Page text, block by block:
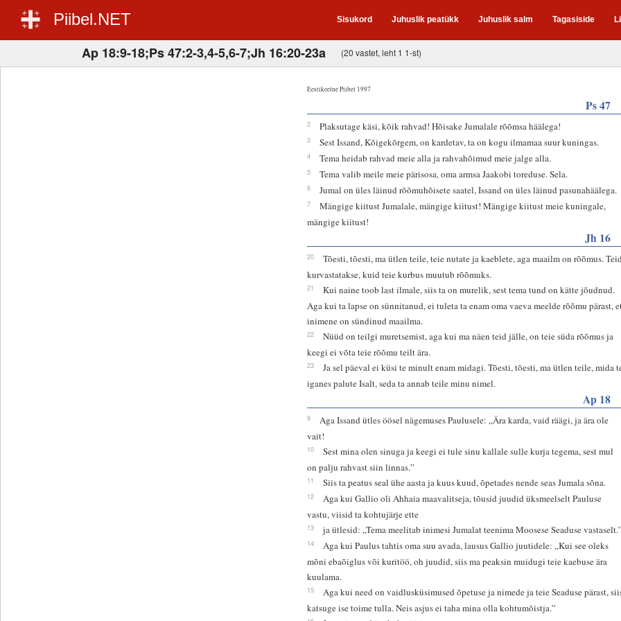
Piibel.NET Sisukord Juhuslik peatükk Juhuslik salm Tagasiside
Ap 18:9-18;Ps 47:2-3,4-5,6-7;Jh 16:20-23a (20 vastet, leht 1 1-st)
Eestikeelne Piibel 1997
Ps 47
2 Plaksutage käsi, kõik rahvad! Hõisake Jumalale rõõmsa häälega!
3 Sest Issand, Kõigekõrgem, on kardetav, ta on kogu ilmamaa suur kuningas.
4 Tema heidab rahvad meie alla ja rahvahõimud meie jalge alla.
5 Tema valib meile meie pärisosa, oma armsa Jaakobi toreduse. Sela.
6 Jumal on üles läinud rõõmuhõisete saatel, Issand on üles läinud pasunahäälega.
7
Mängige kiitust Jumalale, mängige kiitust! Mängige kiitust meie kuningale,
mängige kiitust!
Jh 16
20
Tõesti, tõesti, ma ütlen teile, teie nutate ja kaeblete, aga maailm on rõõmus. Teid
kurvastatakse, kuid teie kurbus muutub rõõmuks.
21
Kui naine toob last ilmale, siis ta on murelik, sest tema tund on kätte jõudnud.
Aga kui ta lapse on sünnitanud, ei tuleta ta enam oma vaeva meelde rõõmu pärast,
inimene on sündinud maailma.
22
Nüüd on teilgi muretsemist, aga kui ma näen teid jälle, on teie süda rõõmus ja
keegi ei võta teie rõõmu teilt ära.
23
Ja sel päeval ei küsi te minult enam midagi. Tõesti, tõesti, ma ütlen teile, mida
iganes palute Isalt, seda ta annab teile minu nimel.
Ap 18
9
Aga Issand ütles öösel nägemuses Paulusele: „Ära karda, vaid räägi, ja ära ole
vait!
10
Sest mina olen sinuga ja keegi ei tule sinu kallale sulle kurja tegema, sest mul
on palju rahvast siin linnas.”
11 Siis ta peatus seal ühe aasta ja kuus kuud, õpetades nende seas Jumala sõna.
12
Aga kui Gallio oli Ahhaia maavalitseja, tõusid juudid üksmeelselt Pauluse
vastu, viisid ta kohtujärje ette
13 ja ütlesid: „Tema meelitab inimesi Jumalat teenima Moosese Seaduse vastaselt.”
14
Aga kui Paulus tahtis oma suu avada, lausus Gallio juutidele: „Kui see oleks
mõni ebaõiglus või kuritöö, oh juudid, siis ma peaksin muidugi teie kaebuse ära
kuulama.
15
Aga kui need on vaidlusküsimused õpetuse ja nimede ja teie Seaduse pärast,
katsuge ise toime tulla. Neis asjus ei taha mina olla kohtumõistja.”